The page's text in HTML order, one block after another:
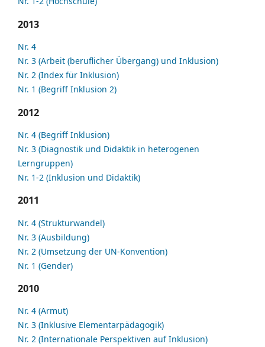
2013
Nr. 4
Nr. 3 (Arbeit (beruflicher Übergang) und Inklusion)
Nr. 2 (Index für Inklusion)
Nr. 1 (Begriff Inklusion 2)
2012
Nr. 4 (Begriff Inklusion)
Nr. 3 (Diagnostik und Didaktik in heterogenen
Lerngruppen)
Nr. 1-2 (Inklusion und Didaktik)
2011
Nr. 4 (Strukturwandel)
Nr. 3 (Ausbildung)
Nr. 2 (Umsetzung der UN-Konvention)
Nr. 1 (Gender)
2010
Nr. 4 (Armut)
Nr. 3 (Inklusive Elementarpädagogik)
Nr. 2 (Internationale Perspektiven auf Inklusion)